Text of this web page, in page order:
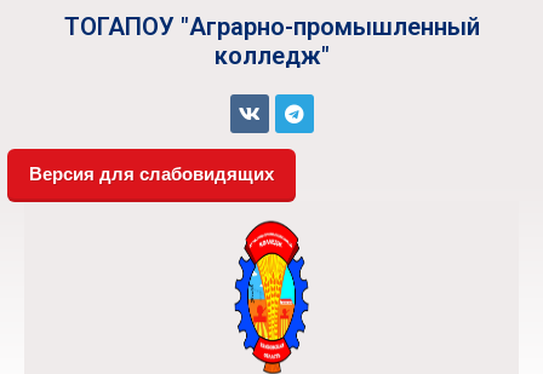
ТОГАПОУ "Аграрно-промышленный
колледж"
Версия для слабовидящих